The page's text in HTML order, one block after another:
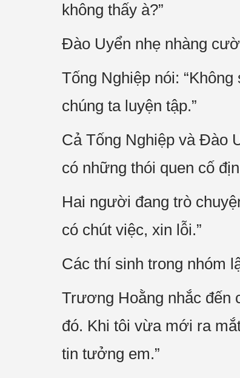
không thấy à?”
Đào Uyển nhẹ nhàng
Tống Nghiệp nói:
chúng ta luyện tập.”
Cả Tống Nghiệp và Đào
có những thói quen cố
Hai người đang trò
có chút việc, xin lỗi.”
Các thí sinh trong nhóm
Trương Hoằng nhắc đến
đó. Khi tôi vừa mới ra
tin tưởng em.”